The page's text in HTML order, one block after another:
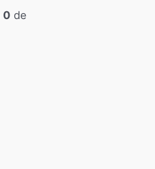
0 de